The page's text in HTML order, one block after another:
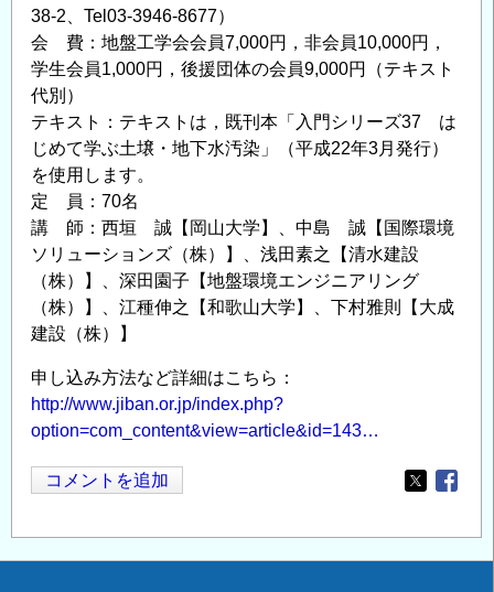
38-2、Tel03-3946-8677）
会 費：地盤工学会会員7,000円，非会員10,000円，
学生会員1,000円，後援団体の会員9,000円（テキスト
代別）
テキスト：テキストは，既刊本「入門シリーズ37 は
じめて学ぶ土壌・地下水汚染」（平成22年3月発行）
を使用します。
定 員：70名
講 師：西垣 誠【岡山大学】、中島 誠【国際環境
ソリューションズ（株）】、浅田素之【清水建設
（株）】、深田園子【地盤環境エンジニアリング
（株）】、江種伸之【和歌山大学】、下村雅則【大成
建設（株）】
申し込み方法など詳細はこちら：
http://www.jiban.or.jp/index.php?
option=com_content&view=article&id=143…
コメントを追加
Opens in